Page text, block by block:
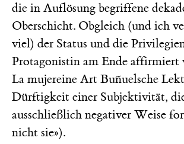
die in Auflösung begriffene
Oberschicht. Obgleich (und ich
viel) der Status und die
Protagonistin am Ende affirmiert
La mujereine Art Buñuelsche
Dürftigkeit einer Subjektivität,
ausschließlich negativer Weise
nicht sie»).